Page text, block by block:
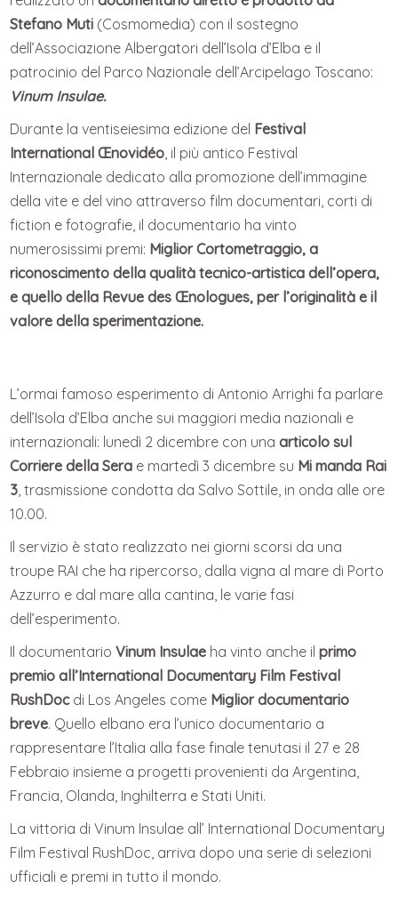
Stefano Muti (Cosmomedia) con il sostegno
dell’Associazione Albergatori dell’Isola d’Elba e il
patrocinio del Parco Nazionale dell’Arcipelago Toscano:
Vinum Insulae.
Durante la ventiseiesima edizione del Festival
International Œnovidéo , il più antico Festival
Internazionale dedicato alla promozione dell’immagine
della vite e del vino attraverso film documentari, corti di
fiction e fotografie, il documentario ha vinto
numerosissimi premi: Miglior Cortometraggio, a
riconoscimento della qualità tecnico-artistica dell’opera,
e quello della Revue des Œnologues, per l’originalità e il
valore della sperimentazione.
L’ormai famoso esperimento di Antonio Arrighi fa parlare
dell’Isola d’Elba anche sui maggiori media nazionali e
internazionali: lunedì 2 dicembre con unaarticolo sul
Corriere della Sera e martedì 3 dicembre su Mi manda Rai
3 , trasmissione condotta da Salvo Sottile, in onda alle ore
10.00.
Il servizio è stato realizzato nei giorni scorsi da una
troupe RAI che ha ripercorso, dalla vigna al mare di Porto
Azzurro e dal mare alla cantina, le varie fasi
dell’esperimento.
Il documentarioVinum Insulae ha vinto anche ilprimo
premio all’International Documentary Film Festival
RushDocdi Los Angeles come Miglior documentario
breve. Quello elbano era l’unico documentario a
rappresentare l’Italia alla fase finale tenutasi il 27 e 28
Febbraio insieme a progetti provenienti da Argentina,
Francia, Olanda, Inghilterra e Stati Uniti.
La vittoria di Vinum Insulae all’ International Documentary
Film Festival RushDoc, arriva dopo una serie di selezioni
ufficiali e premi in tutto il mondo.